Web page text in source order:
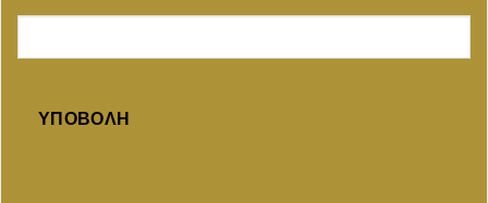
ΥΠΟΒΟΛΉ